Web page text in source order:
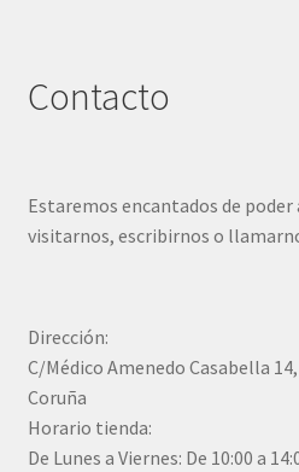
Contacto
Estaremos encantados de poder
visitarnos, escribirnos o
Dirección:
C/Médico Amenedo Casabella
Coruña
Horario tienda:
De Lunes a Viernes: De 10:00 a